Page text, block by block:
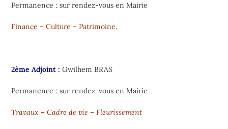
Permanence : sur rendez-vous en Mairie
Finance – Culture – Patrimoine.
2ème Adjoint : Gwilhem BRAS
Permanence : sur rendez-vous en Mairie
Travaux – Cadre de vie – Fleurissement